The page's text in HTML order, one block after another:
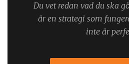
Du vet redan vad du ska
är en strategi som
inte är